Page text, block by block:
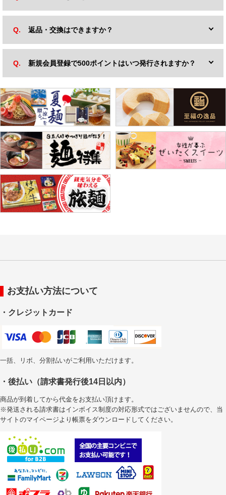
返品・交換はできますか？
新規会員登録で500ポイントはいつ発行されますか？
お支払い方法について
・クレジットカード
一括、リボ、分割払いがご利用いただけます。
・後払い（請求書発行後14日以内）
商品が到着してから代金をお支払い頂けます。
※発送される請求書はインボイス制度の対応形式ではございませんので、当
サイトのマイページより帳票をダウンロードしてください。